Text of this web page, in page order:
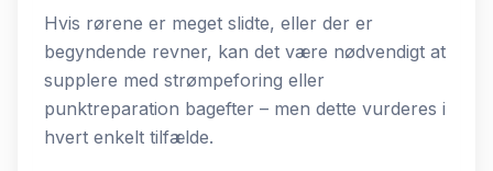
Hvis rørene er meget slidte, eller der er
begyndende revner, kan det være nødvendigt at
supplere med strømpeforing eller
punktreparation bagefter – men dette vurderes i
hvert enkelt tilfælde.